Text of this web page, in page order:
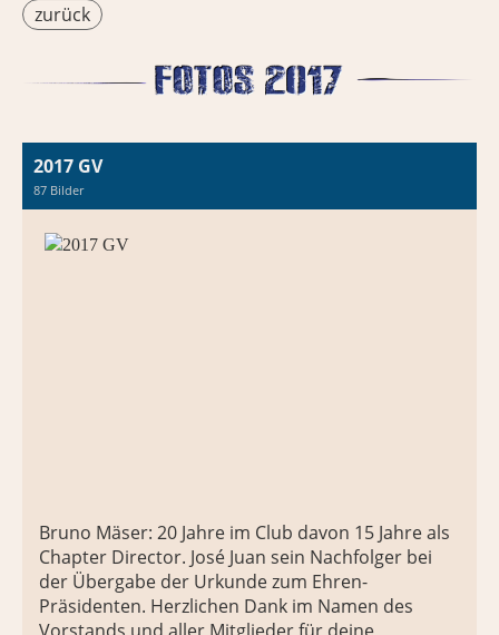
zurück
2017 GV
87 Bilder
Bruno Mäser: 20 Jahre im Club davon 15 Jahre als
Chapter Director. José Juan sein Nachfolger bei
der Übergabe der Urkunde zum Ehren-
Präsidenten. Herzlichen Dank im Namen des